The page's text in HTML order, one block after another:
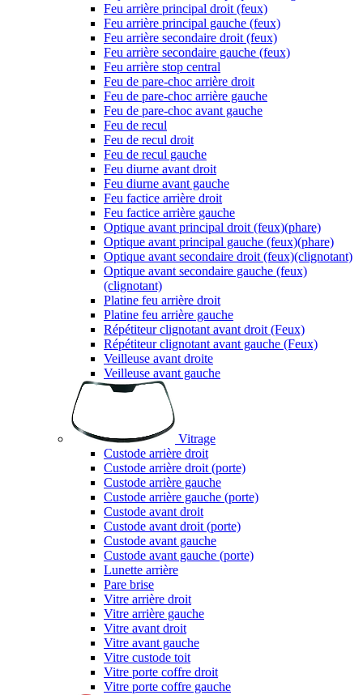
Feu arrière principal droit (feux)
Feu arrière principal gauche (feux)
Feu arrière secondaire droit (feux)
Feu arrière secondaire gauche (feux)
Feu arrière stop central
Feu de pare-choc arrière droit
Feu de pare-choc arrière gauche
Feu de pare-choc avant gauche
Feu de recul
Feu de recul droit
Feu de recul gauche
Feu diurne avant droit
Feu diurne avant gauche
Feu factice arrière droit
Feu factice arrière gauche
Optique avant principal droit (feux)(phare)
Optique avant principal gauche (feux)(phare)
Optique avant secondaire droit (feux)(clignotant)
Optique avant secondaire gauche (feux)
(clignotant)
Platine feu arrière droit
Platine feu arrière gauche
Répétiteur clignotant avant droit (Feux)
Répétiteur clignotant avant gauche (Feux)
Veilleuse avant droite
Veilleuse avant gauche
Vitrage
Custode arrière droit
Custode arrière droit (porte)
Custode arrière gauche
Custode arrière gauche (porte)
Custode avant droit
Custode avant droit (porte)
Custode avant gauche
Custode avant gauche (porte)
Lunette arrière
Pare brise
Vitre arrière droit
Vitre arrière gauche
Vitre avant droit
Vitre avant gauche
Vitre custode toit
Vitre porte coffre droit
Vitre porte coffre gauche